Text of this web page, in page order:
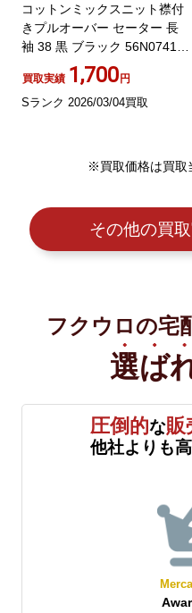
コットンミックスニット襟付
きプルオーバー セーター 長
袖 38 黒 ブラック 56N07418
買取実績 1,700円
Sランク 2026/03/04買取
※買取価格は買取
その他の買
フクウロの宅
選ば
圧倒的な販
他社よりも